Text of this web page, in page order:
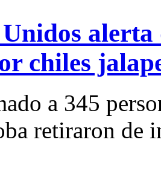
alerta
chiles
a 345
retiraron de